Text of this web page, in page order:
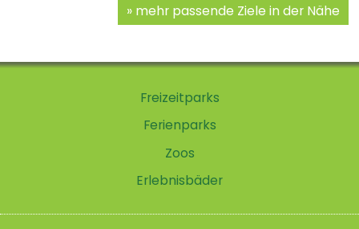
mehr passende Ziele in der Nähe
Freizeitparks
Ferienparks
Zoos
Erlebnisbäder